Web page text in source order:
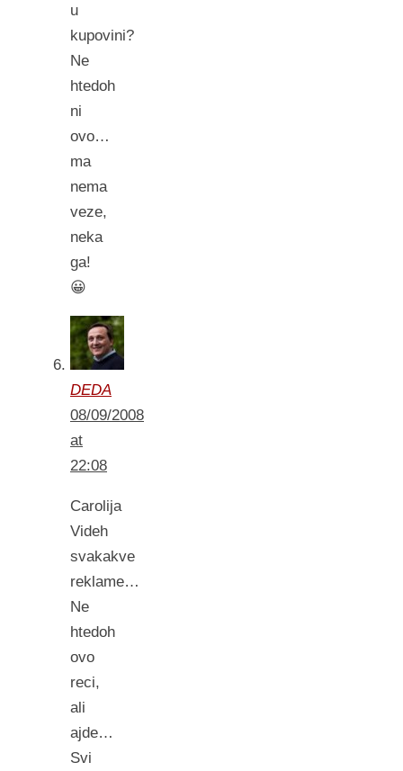
u
kupovini?
Ne
htedoh
ni
ovo…
ma
nema
veze,
neka
ga!
😀
DEDA
08/09/2008
at
22:08
Carolija
Videh
svakakve
reklame…
Ne
htedoh
ovo
reci,
ali
ajde…
Svi